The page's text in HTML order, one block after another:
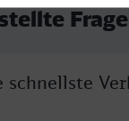
schnellste